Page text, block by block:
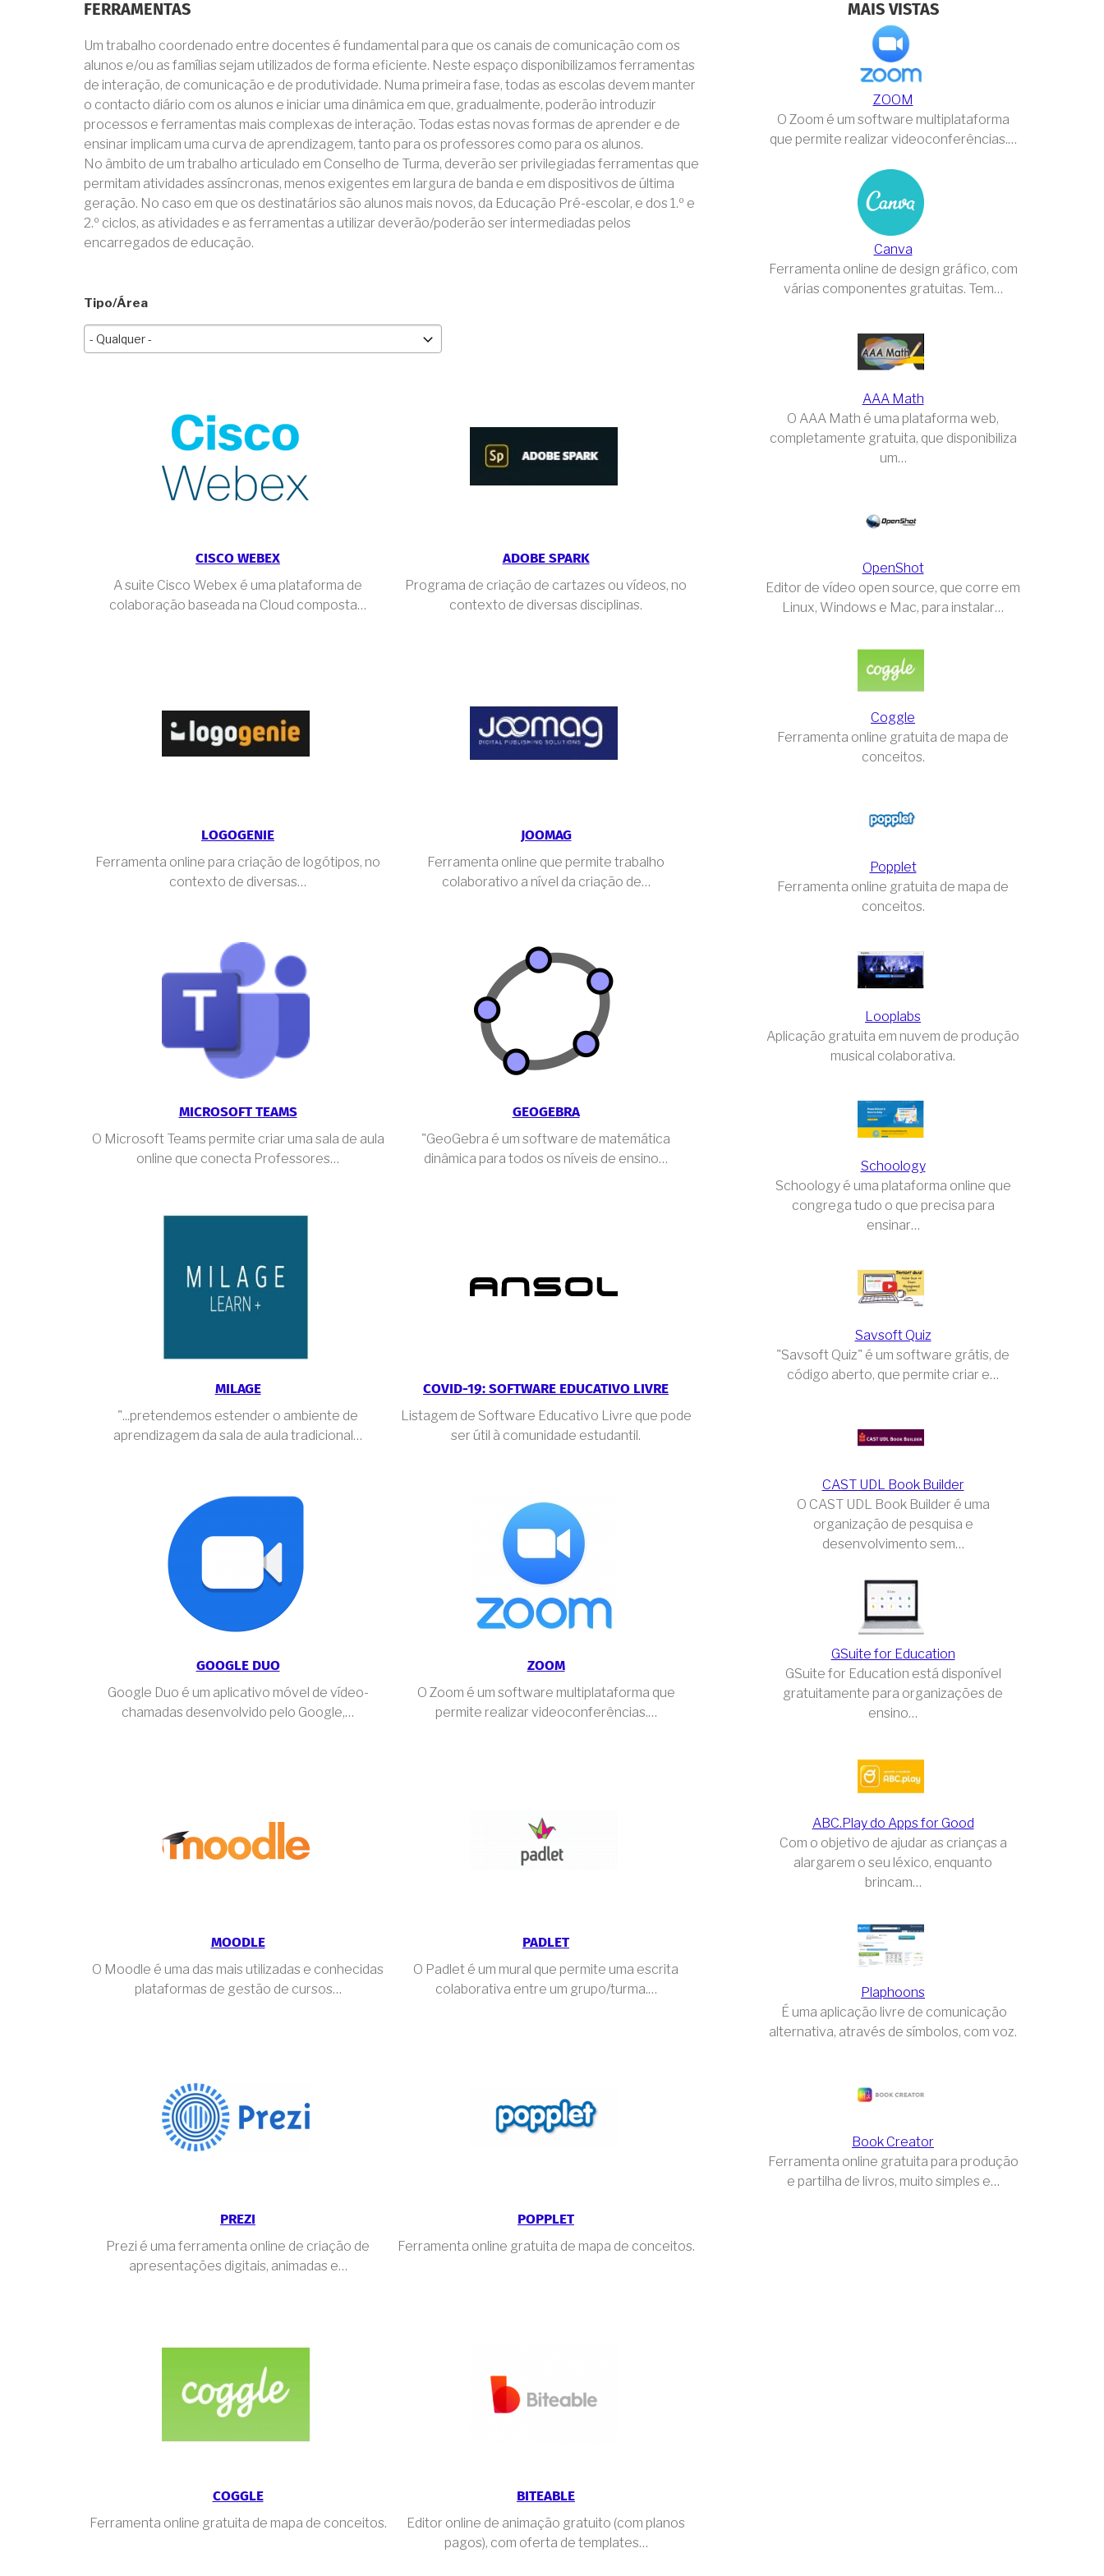
FERRAMENTAS
Um trabalho coordenado entre docentes é fundamental para que os canais de comunicação com os
alunos e/ou as famílias sejam utilizados de forma eficiente. Neste espaço disponibilizamos ferramentas
de interação, de comunicação e de produtividade. Numa primeira fase, todas as escolas devem manter
o contacto diário com os alunos e iniciar uma dinâmica em que, gradualmente, poderão introduzir
processos e ferramentas mais complexas de interação. Todas estas novas formas de aprender e de
ensinar implicam uma curva de aprendizagem, tanto para os professores como para os alunos.
No âmbito de um trabalho articulado em Conselho de Turma, deverão ser privilegiadas ferramentas que
permitam atividades assíncronas, menos exigentes em largura de banda e em dispositivos de última
geração. No caso em que os destinatários são alunos mais novos, da Educação Pré-escolar, e dos 1.º e
2.º ciclos, as atividades e as ferramentas a utilizar deverão/poderão ser intermediadas pelos
encarregados de educação.
Tipo/Área
CISCO WEBEX
A suite Cisco Webex é uma plataforma de
colaboração baseada na Cloud composta…
ADOBE SPARK
Programa de criação de cartazes ou vídeos, no
contexto de diversas disciplinas.
LOGOGENIE
Ferramenta online para criação de logótipos, no
contexto de diversas…
JOOMAG
Ferramenta online que permite trabalho
colaborativo a nível da criação de…
MICROSOFT TEAMS
O Microsoft Teams permite criar uma sala de aula
online que conecta Professores…
GEOGEBRA
"GeoGebra é um software de matemática
dinâmica para todos os níveis de ensino…
MILAGE
"...pretendemos estender o ambiente de
aprendizagem da sala de aula tradicional…
COVID-19: SOFTWARE EDUCATIVO LIVRE
Listagem de Software Educativo Livre que pode
ser útil à comunidade estudantil.
GOOGLE DUO
Google Duo é um aplicativo móvel de vídeo-
chamadas desenvolvido pelo Google,…
ZOOM
O Zoom é um software multiplataforma que
permite realizar videoconferências.…
MOODLE
O Moodle é uma das mais utilizadas e conhecidas
plataformas de gestão de cursos…
PADLET
O Padlet é um mural que permite uma escrita
colaborativa entre um grupo/turma.…
PREZI
Prezi é uma ferramenta online de criação de
apresentações digitais, animadas e…
POPPLET
Ferramenta online gratuita de mapa de conceitos.
COGGLE
Ferramenta online gratuita de mapa de conceitos.
BITEABLE
Editor online de animação gratuito (com planos
pagos), com oferta de templates…
MAIS VISTAS
ZOOM
O Zoom é um software multiplataforma
que permite realizar videoconferências.…
Canva
Ferramenta online de design gráfico, com
várias componentes gratuitas. Tem…
AAA Math
O AAA Math é uma plataforma web,
completamente gratuita, que disponibiliza
um…
OpenShot
Editor de vídeo open source, que corre em
Linux, Windows e Mac, para instalar…
Coggle
Ferramenta online gratuita de mapa de
conceitos.
Popplet
Ferramenta online gratuita de mapa de
conceitos.
Looplabs
Aplicação gratuita em nuvem de produção
musical colaborativa.
Schoology
Schoology é uma plataforma online que
congrega tudo o que precisa para
ensinar…
Savsoft Quiz
"Savsoft Quiz" é um software grátis, de
código aberto, que permite criar e…
CAST UDL Book Builder
O CAST UDL Book Builder é uma
organização de pesquisa e
desenvolvimento sem…
GSuite for Education
GSuite for Education está disponível
gratuitamente para organizações de
ensino…
ABC.Play do Apps for Good
Com o objetivo de ajudar as crianças a
alargarem o seu léxico, enquanto
brincam…
Plaphoons
É uma aplicação livre de comunicação
alternativa, através de símbolos, com voz.
Book Creator
Ferramenta online gratuita para produção
e partilha de livros, muito simples e…